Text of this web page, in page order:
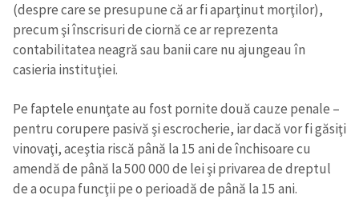
(despre care se presupune că ar fi aparţinut morţilor),
precum şi înscrisuri de ciornă ce ar reprezenta
contabilitatea neagră sau banii care nu ajungeau în
casieria instituţiei.
Pe faptele enunţate au fost pornite două cauze penale –
pentru corupere pasivă şi escrocherie, iar dacă vor fi găsiţi
vinovaţi, aceştia riscă până la 15 ani de închisoare cu
amendă de până la 500 000 de lei şi privarea de dreptul
de a ocupa funcţii pe o perioadă de până la 15 ani.